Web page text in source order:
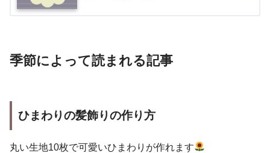
季節によって読まれる記事
ひまわりの髪飾りの作り方
丸い生地10枚で可愛いひまわりが作れます